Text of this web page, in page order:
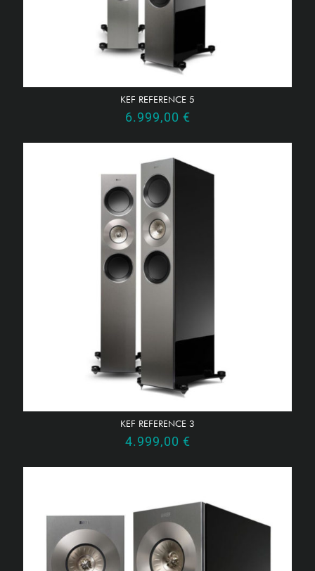
KEF REFERENCE 5
6.999,00 €
KEF REFERENCE 3
4.999,00 €